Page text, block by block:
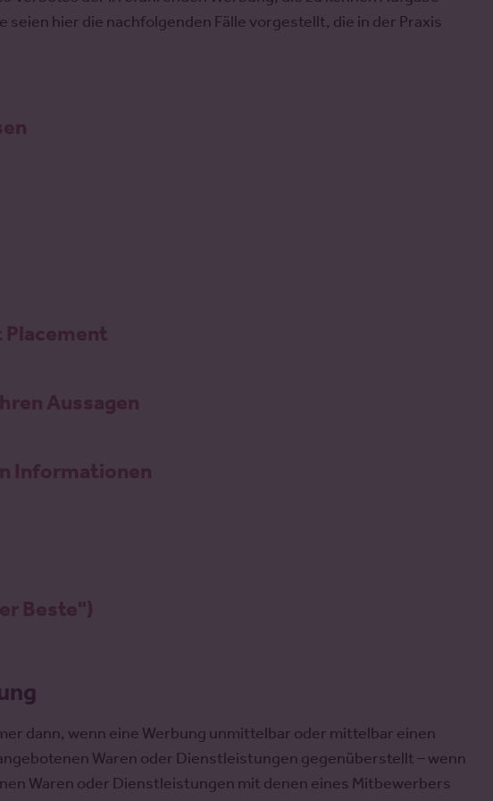
hier die nachfolgenden Fälle vorgestellt, die in der Praxis
Aussagen
Informationen
Beste")
dann, wenn eine Werbung unmittelbar oder mittelbar einen
Waren oder Dienstleistungen gegenüberstellt – wenn
Waren oder Dienstleistungen mit denen eines Mitbewerbers